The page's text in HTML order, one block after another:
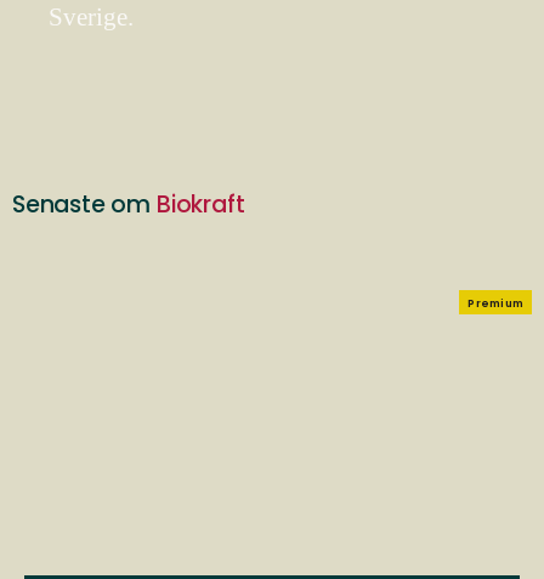
Sverige.
Senaste om Biokraft
Premium